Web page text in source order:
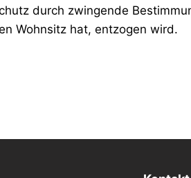
durch zwingende
Wohnsitz hat, entzogen wird.